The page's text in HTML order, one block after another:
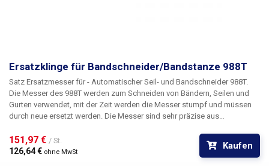
Ersatzklinge für Bandschneider/Bandstanze 988T
Satz Ersatzmesser für - Automatischer Seil- und Bandschneider 988T.
Die Messer des 988T werden zum Schneiden von Bändern, Seilen und
Gurten verwendet, mit der Zeit werden die Messer stumpf und müssen
durch neue ersetzt werden. Die Messer sind sehr präzise aus
garantiert.Packungsinhalt: 1x Obermesser, 1x Untermesser
151,97 € / St.
126,64 € ohne MwSt
Kaufen